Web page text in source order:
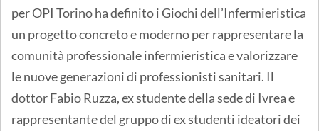
per OPI Torino ha definito i Giochi dell’Infermieristica
un progetto concreto e moderno per rappresentare la
comunità professionale infermieristica e valorizzare
le nuove generazioni di professionisti sanitari. Il
dottor Fabio Ruzza, ex studente della sede di Ivrea e
rappresentante del gruppo di ex studenti ideatori dei